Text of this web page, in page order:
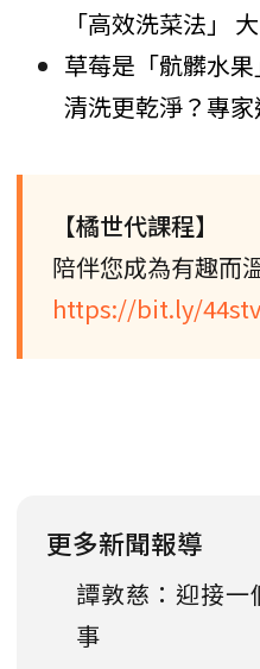
「高效洗菜法」
草莓是「骯髒水
清洗更乾淨？專
【橘世代課程】
陪伴您成為有趣而
https://bit.ly/
更多新聞報導
譚敦慈：迎接
事